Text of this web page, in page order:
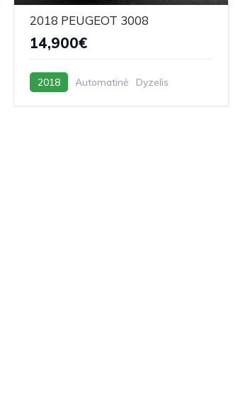
2018 PEUGEOT 3008
14,900€
2018 Automatinė Dyzelis